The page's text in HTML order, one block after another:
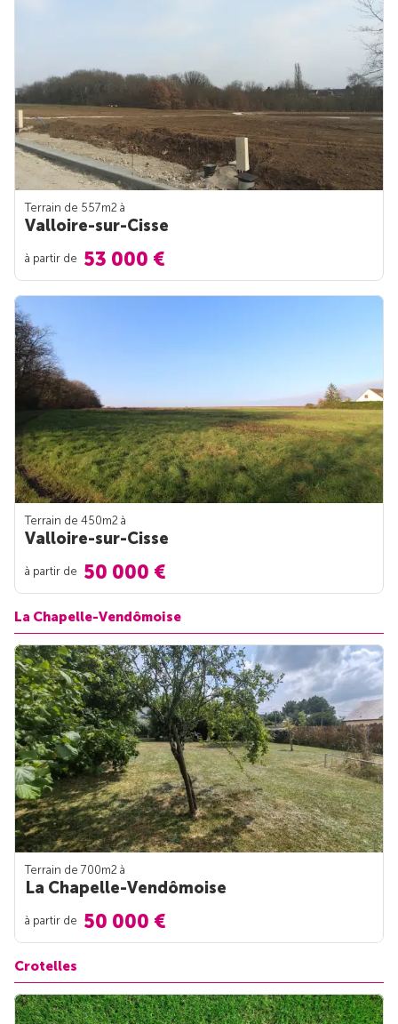
Terrain de 557m2 à
Valloire-sur-Cisse
à partir de 53 000 €
Terrain de 450m2 à
Valloire-sur-Cisse
à partir de 50 000 €
La Chapelle-Vendômoise
Terrain de 700m2 à
La Chapelle-Vendômoise
à partir de 50 000 €
Crotelles